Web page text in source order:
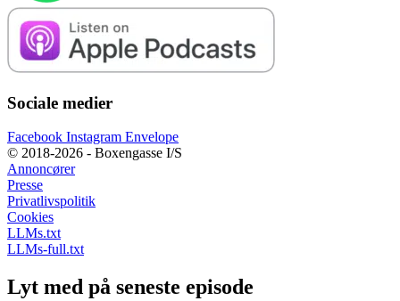
Sociale medier
Facebook Instagram Envelope
© 2018-2026 - Boxengasse I/S
Annoncører
Presse
Privatlivspolitik
Cookies
LLMs.txt
LLMs-full.txt
Lyt med på seneste episode